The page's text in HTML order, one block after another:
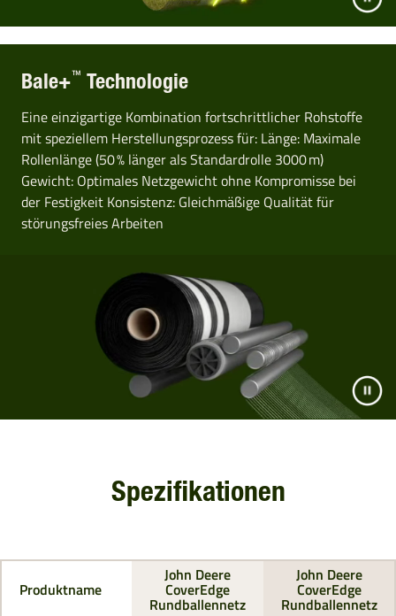
Bale+™ Technologie
Eine einzigartige Kombination fortschrittlicher Rohstoffe
mit speziellem Herstellungsprozess für: Länge: Maximale
Rollenlänge (50 % länger als Standardrolle 3000 m)
Gewicht: Optimales Netzgewicht ohne Kompromisse bei
der Festigkeit Konsistenz: Gleichmäßige Qualität für
störungsfreies Arbeiten
Spezifikationen
Produktname
John Deere
CoverEdge
Rundballennetz
John Deere
CoverEdge
Rundballennetz